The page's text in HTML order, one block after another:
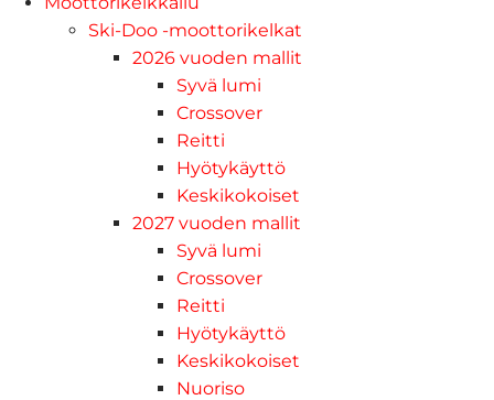
Ski-Doo -moottorikelkat
2026 vuoden mallit
Syvä lumi
Crossover
Reitti
Hyötykäyttö
Keskikokoiset
2027 vuoden mallit
Syvä lumi
Crossover
Reitti
Hyötykäyttö
Keskikokoiset
Nuoriso